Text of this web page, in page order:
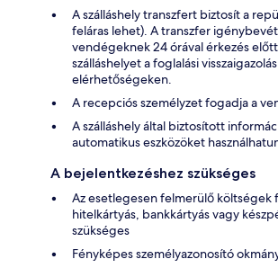
A szálláshely transzfert biztosít a
feláras lehet). A transzfer
vendégeknek 24 órával érkezés
szálláshelyet a foglalási
elérhetőségeken.
A recepciós személyzet fogadja a
A szálláshely által biztosított
automatikus eszközöket
A bejelentkezéshez szükséges
Az esetlegesen felmerülő költségek
hitelkártyás, bankkártyás vagy
szükséges
Fényképes személyazonosító